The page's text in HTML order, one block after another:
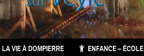
LA VIE À DOMPIERRE ENFANCE – ÉCOLE